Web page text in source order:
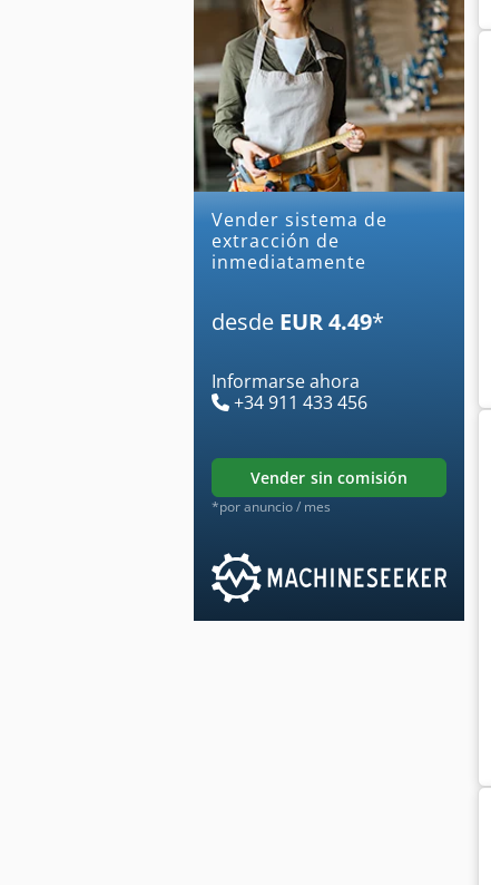
Vender sistema de
extracción de
inmediatamente
desde EUR 4.49*
Informarse ahora
+34 911 433 456
vender sin comisión
*por anuncio / mes